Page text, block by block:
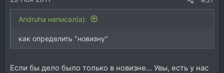
Andruha написал(а):
как определить "новизну"
Если бы дело было только в новизне... Увы, есть у нас